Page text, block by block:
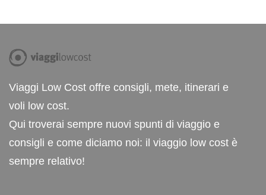
Viaggi Low Cost offre consigli, mete, itinerari e
voli low cost.
Qui troverai sempre nuovi spunti di viaggio e
consigli e come diciamo noi: il viaggio low cost è
sempre relativo!